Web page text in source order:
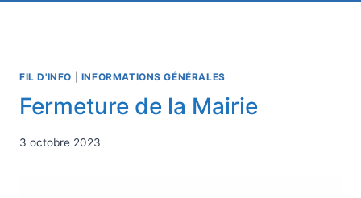
FIL D'INFO INFORMATIONS GÉNÉRALES
Fermeture de la Mairie
3 octobre 2023